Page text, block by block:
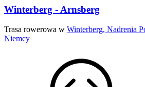
Winterberg - Arnsberg
Trasa rowerowa w Winterberg, Nadrenia
Niemcy